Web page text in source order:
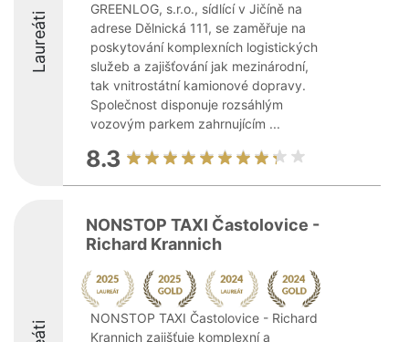
Laureáti
GREENLOG, s.r.o., sídlící v Jičíně na
adrese Dělnická 111, se zaměřuje na
poskytování komplexních logistických
služeb a zajišťování jak mezinárodní,
tak vnitrostátní kamionové dopravy.
Společnost disponuje rozsáhlým
vozovým parkem zahrnujícím ...
8.3
NONSTOP TAXI Častolovice -
Richard Krannich
NONSTOP TAXI Častolovice - Richard
Krannich zajišťuje komplexní a